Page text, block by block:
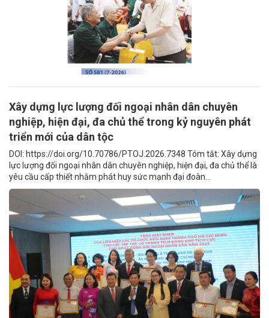
Xây dựng lực lượng đối ngoại nhân dân chuyên
nghiệp, hiện đại, đa chủ thể trong kỷ nguyên phát
triển mới của dân tộc
DOI: https://doi.org/10.70786/PTOJ.2026.7348 Tóm tắt: Xây dựng
lực lượng đối ngoại nhân dân chuyên nghiệp, hiện đại, đa chủ thể là
yêu cầu cấp thiết nhằm phát huy sức mạnh đại đoàn...